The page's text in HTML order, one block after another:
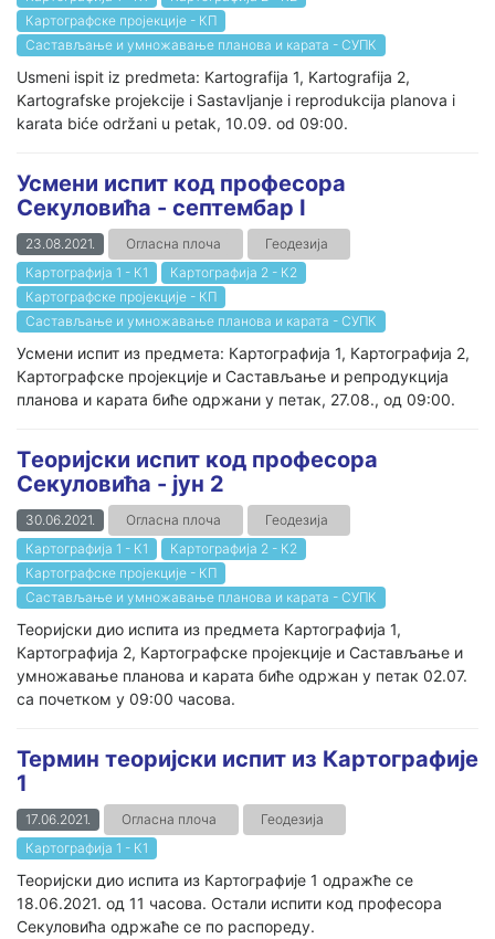
Картографске пројекције - КП
Састављање и умножавање планова и карата - СУПК
Usmeni ispit iz predmeta: Kartografija 1, Kartografija 2,
Kartografske projekcije i Sastavljanje i reprodukcija planova i
karata biće održani u petak, 10.09. od 09:00.
Усмени испит код професора
Секуловића - септембар I
23.08.2021. Огласна плоча
Геодезија
Картографија 1 - К1
Картографија 2 - К2
Картографске пројекције - КП
Састављање и умножавање планова и карата - СУПК
Усмени испит из предмета: Картографија 1, Картографија 2,
Картографске пројекције и Састављање и репродукција
планова и карата биће одржани у петак, 27.08., од 09:00.
Tеоријски испит код професора
Секуловића - јун 2
30.06.2021. Огласна плоча
Геодезија
Картографија 1 - К1
Картографија 2 - К2
Картографске пројекције - КП
Састављање и умножавање планова и карата - СУПК
Теоријски дио испита из предмета Картографија 1,
Картографија 2, Картографске пројекције и Састављање и
умножавање планова и карата биће одржан у петак 02.07.
са почетком у 09:00 часова.
Teрмин теоријски испит из Картографије
1
17.06.2021. Огласна плоча
Геодезија
Картографија 1 - К1
Теоријски дио испита из Картографије 1 одражће се
18.06.2021. од 11 часова. Остали испити код професора
Секуловића одржаће се по распореду.